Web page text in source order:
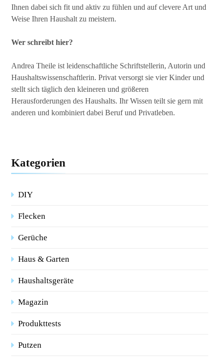
Ihnen dabei sich fit und aktiv zu fühlen und auf clevere Art und
Weise Ihren Haushalt zu meistern.
Wer schreibt hier?
Andrea Theile ist leidenschaftliche Schriftstellerin, Autorin und
Haushaltswissenschaftlerin. Privat versorgt sie vier Kinder und
stellt sich täglich den kleineren und größeren
Herausforderungen des Haushalts. Ihr Wissen teilt sie gern mit
anderen und kombiniert dabei Beruf und Privatleben.
Kategorien
DIY
Flecken
Gerüche
Haus & Garten
Haushaltsgeräte
Magazin
Produkttests
Putzen